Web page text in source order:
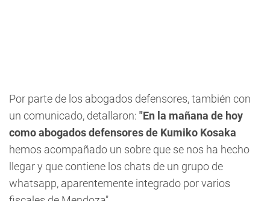
Por parte de los abogados defensores, también con
un comunicado, detallaron: "En la mañana de hoy
como abogados defensores de Kumiko Kosaka
hemos acompañado un sobre que se nos ha hecho
llegar y que contiene los chats de un grupo de
whatsapp, aparentemente integrado por varios